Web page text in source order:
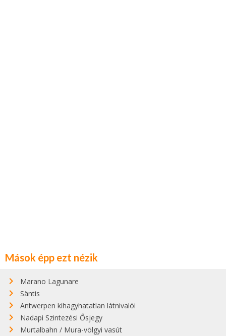
Mások épp ezt nézik
Marano Lagunare
Säntis
Antwerpen kihagyhatatlan látnivalói
Nadapi Szintezési Ősjegy
Murtalbahn / Mura-völgyi vasút